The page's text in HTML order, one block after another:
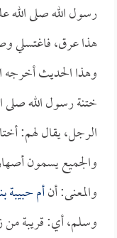
رسول الله صلى
هذا عرق، فاغتسلي
وهذا الحديث
ختنة رسول الله
الرجل، يقال لهم:
والجميع يسمون
والمعنى: أنأم
وسلم، أي: قريبة